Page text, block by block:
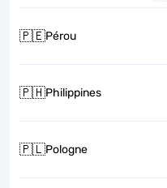
🇵🇪Pérou
🇵🇭Philippines
🇵🇱Pologne